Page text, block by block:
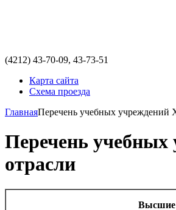
(4212) 43-70-09, 43-73-51
Карта сайта
Схема проезда
ГлавнаяПеречень учебных учреждений
Перечень учебных
отрасли
Высшие